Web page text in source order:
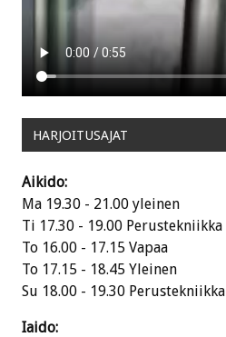
HARJOITUSAJAT
Aikido:
Ma 19.30 - 21.00 yleinen
Ti 17.30 - 19.00 Perustekniikka
To 16.00 - 17.15 Vapaa
To 17.15 - 18.45 Yleinen
Su 18.00 - 19.30 Perustekniikka
Iaido: